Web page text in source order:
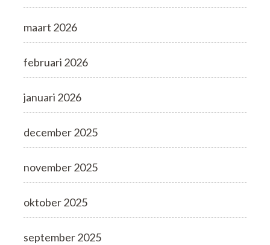
maart 2026
februari 2026
januari 2026
december 2025
november 2025
oktober 2025
september 2025